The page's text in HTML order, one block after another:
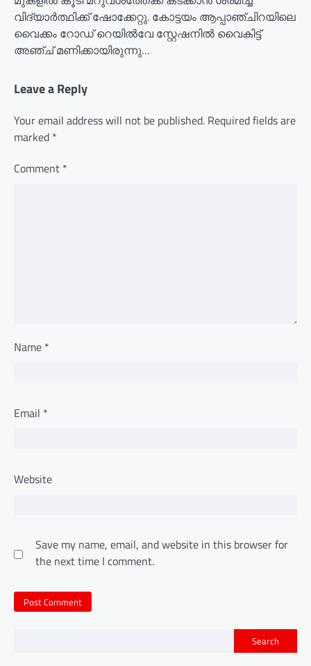
വിദ്യാർത്ഥിക്ക് ഷോക്കേറ്റു. കോട്ടയം ആപ്പാഞ്ചിറയിലെ
വൈക്കം റോഡ് റെയിൽവേ സ്റ്റേഷനിൽ വൈകിട്ട്
അഞ്ച് മണിക്കായിരുന്നു…
Leave a Reply
Your email address will not be published. Required fields are
marked *
Comment *
Name *
Email *
Website
Save my name, email, and website in this browser for
the next time I comment.
Search